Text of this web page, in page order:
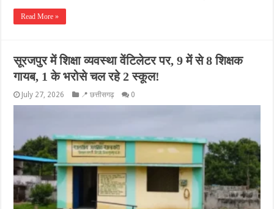
Read More »
सूरजपुर में शिक्षा व्यवस्था वेंटिलेटर पर, 9 में से 8 शिक्षक
गायब, 1 के भरोसे चल रहे 2 स्कूल!
July 27, 2026 📍 छत्तीसगढ़ 0